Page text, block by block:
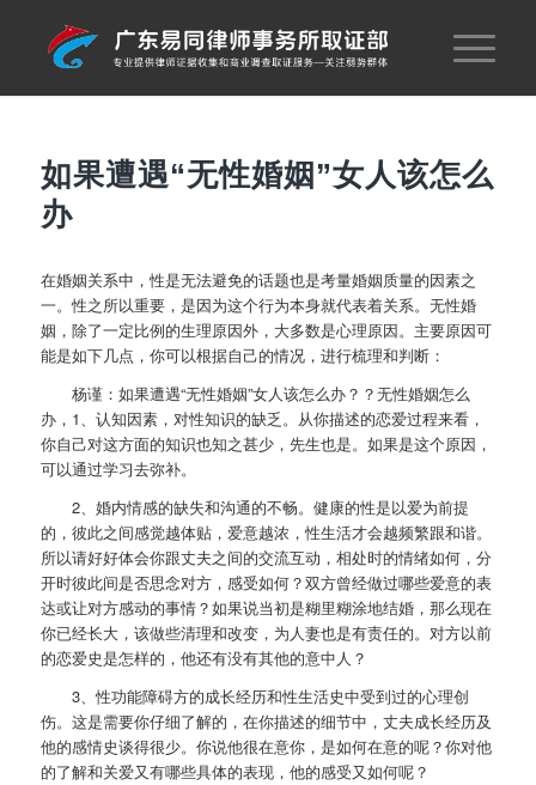
如果遭遇“无性婚姻”女人该怎么
办
在婚姻关系中，性是无法避免的话题也是考量婚姻质量的因素之
一。性之所以重要，是因为这个行为本身就代表着关系。无性婚
姻，除了一定比例的生理原因外，大多数是心理原因。主要原因可
能是如下几点，你可以根据自己的情况，进行梳理和判断：
杨谨：如果遭遇“无性婚姻”女人该怎么办？？无性婚姻怎么
办，1、认知因素，对性知识的缺乏。从你描述的恋爱过程来看，
你自己对这方面的知识也知之甚少，先生也是。如果是这个原因，
可以通过学习去弥补。
2、婚内情感的缺失和沟通的不畅。健康的性是以爱为前提
的，彼此之间感觉越体贴，爱意越浓，性生活才会越频繁跟和谐。
所以请好好体会你跟丈夫之间的交流互动，相处时的情绪如何，分
开时彼此间是否思念对方，感受如何？双方曾经做过哪些爱意的表
达或让对方感动的事情？如果说当初是糊里糊涂地结婚，那么现在
你已经长大，该做些清理和改变，为人妻也是有责任的。对方以前
的恋爱史是怎样的，他还有没有其他的意中人？
3、性功能障碍方的成长经历和性生活史中受到过的心理创
伤。这是需要你仔细了解的，在你描述的细节中，丈夫成长经历及
他的感情史谈得很少。你说他很在意你，是如何在意的呢？你对他
的了解和关爱又有哪些具体的表现，他的感受又如何呢？